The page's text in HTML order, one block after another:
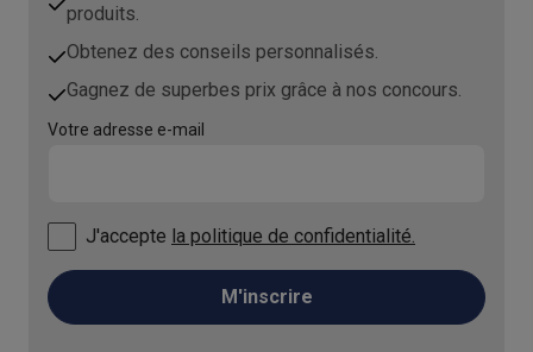
produits.
Obtenez des conseils personnalisés.
Gagnez de superbes prix grâce à nos concours.
Votre adresse e-mail
J'accepte la politique de confidentialité.
M'inscrire